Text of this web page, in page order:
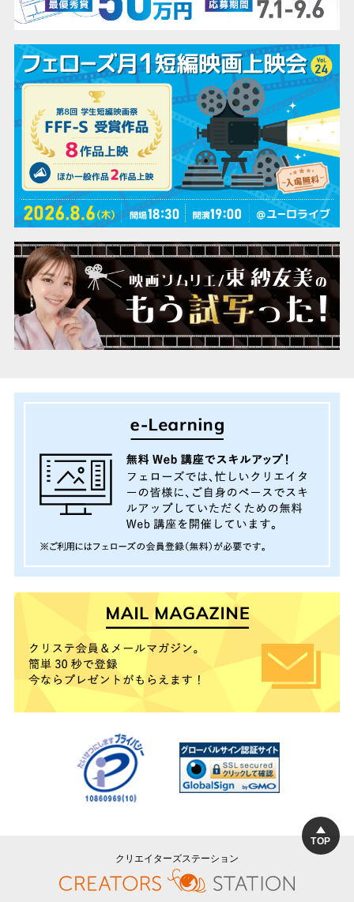
TOP
クリエイターズステーション